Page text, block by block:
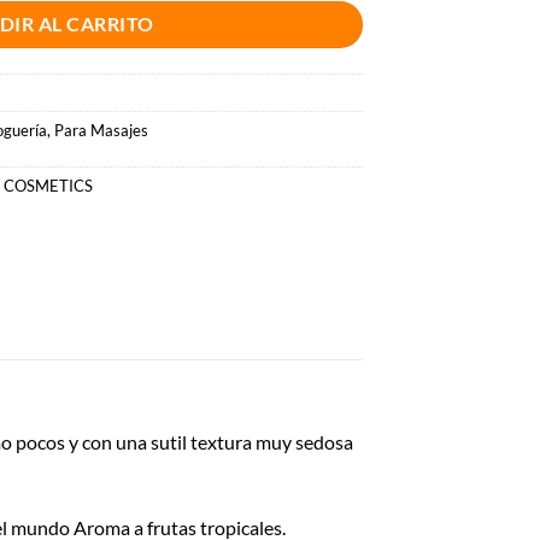
AL CARRITO
, Para Masajes
pocos y con una sutil textura muy sedosa
mundo Aroma a frutas tropicales.